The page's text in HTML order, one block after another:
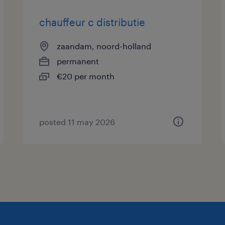
chauffeur c distributie
zaandam, noord-holland
permanent
€20 per month
posted 11 may 2026